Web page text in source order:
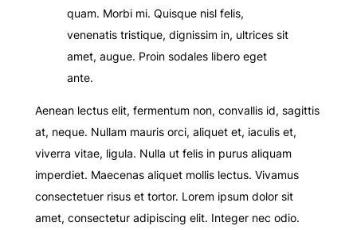
quam. Morbi mi. Quisque nisl felis,
venenatis tristique, dignissim in, ultrices sit
amet, augue. Proin sodales libero eget
ante.
Aenean lectus elit, fermentum non, convallis id, sagittis
at, neque. Nullam mauris orci, aliquet et, iaculis et,
viverra vitae, ligula. Nulla ut felis in purus aliquam
imperdiet. Maecenas aliquet mollis lectus. Vivamus
consectetuer risus et tortor. Lorem ipsum dolor sit
amet, consectetur adipiscing elit. Integer nec odio.